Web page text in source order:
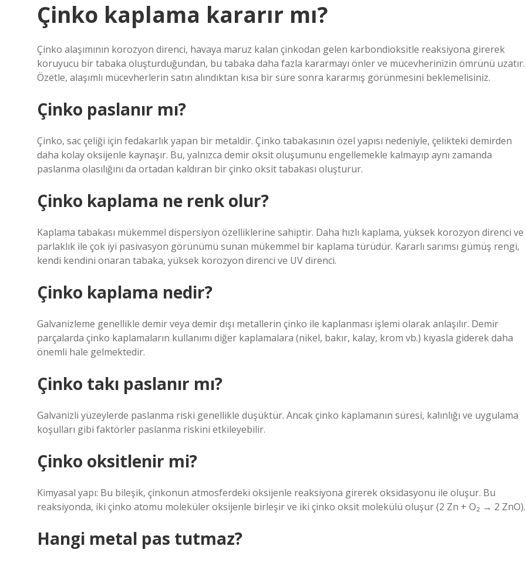
Çinko kaplama kararır mı?
Çinko alaşımının korozyon direnci, havaya maruz kalan çinkodan gelen karbondioksitle reaksiyona girerek
koruyucu bir tabaka oluşturduğundan, bu tabaka daha fazla kararmayı önler ve mücevherinizin ömrünü uzatır.
Özetle, alaşımlı mücevherlerin satın alındıktan kısa bir süre sonra kararmış görünmesini beklemelisiniz.
Çinko paslanır mı?
Çinko, sac çeliği için fedakarlık yapan bir metaldir. Çinko tabakasının özel yapısı nedeniyle, çelikteki demirden
daha kolay oksijenle kaynaşır. Bu, yalnızca demir oksit oluşumunu engellemekle kalmayıp aynı zamanda
paslanma olasılığını da ortadan kaldıran bir çinko oksit tabakası oluşturur.
Çinko kaplama ne renk olur?
Kaplama tabakası mükemmel dispersiyon özelliklerine sahiptir. Daha hızlı kaplama, yüksek korozyon direnci ve
parlaklık ile çok iyi pasivasyon görünümü sunan mükemmel bir kaplama türüdür. Kararlı sarımsı gümüş rengi,
kendi kendini onaran tabaka, yüksek korozyon direnci ve UV direnci.
Çinko kaplama nedir?
Galvanizleme genellikle demir veya demir dışı metallerin çinko ile kaplanması işlemi olarak anlaşılır. Demir
parçalarda çinko kaplamaların kullanımı diğer kaplamalara (nikel, bakır, kalay, krom vb.) kıyasla giderek daha
önemli hale gelmektedir.
Çinko takı paslanır mı?
Galvanizli yüzeylerde paslanma riski genellikle düşüktür. Ancak çinko kaplamanın süresi, kalınlığı ve uygulama
koşulları gibi faktörler paslanma riskini etkileyebilir.
Çinko oksitlenir mi?
Kimyasal yapı: Bu bileşik, çinkonun atmosferdeki oksijenle reaksiyona girerek oksidasyonu ile oluşur. Bu
reaksiyonda, iki çinko atomu moleküler oksijenle birleşir ve iki çinko oksit molekülü oluşur (2 Zn + O₂ → 2 ZnO).
Hangi metal pas tutmaz?